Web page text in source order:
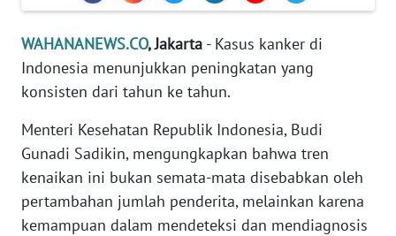
WAHANANEWS.CO, Jakarta - Kasus kanker di
Indonesia menunjukkan peningkatan yang
konsisten dari tahun ke tahun.
Menteri Kesehatan Republik Indonesia, Budi
Gunadi Sadikin, mengungkapkan bahwa tren
kenaikan ini bukan semata-mata disebabkan oleh
pertambahan jumlah penderita, melainkan karena
kemampuan dalam mendeteksi dan mendiagnosis
EDITORIAL
INDEKS
BERITA
KONTAK